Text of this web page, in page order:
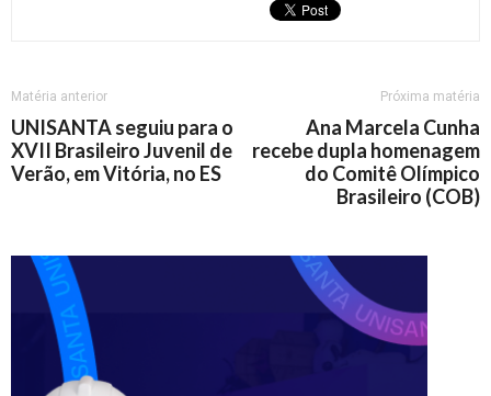
Matéria anterior
UNISANTA seguiu para o
XVII Brasileiro Juvenil de
Verão, em Vitória, no ES
Próxima matéria
Ana Marcela Cunha
recebe dupla homenagem
do Comitê Olímpico
Brasileiro (COB)